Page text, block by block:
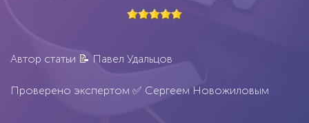
Автор статьи 📝 Павел Удальцов
Проверено экспертом ✅ Сергеем Новожиловым